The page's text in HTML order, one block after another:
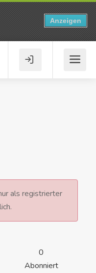
als registrierter
0
Abonniert
Anzeigen